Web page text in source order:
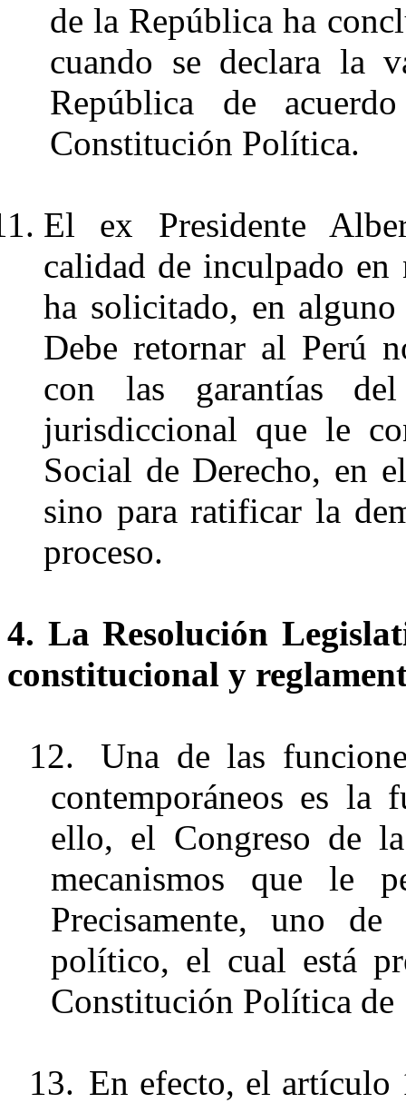
de la República ha
cuando se declara la
República de
Constitución Política.
El ex Presidente
calidad de inculpado en
ha solicitado, en
Debe retornar al Perú
con las garantías
jurisdiccional que le
Social de Derecho, en
sino para ratificar la
proceso.
4. La Resolución
constitucional y
12.
Una de las
contemporáneos es la
ello, el Congreso de
mecanismos que le
Precisamente, uno
político, el cual está
Constitución Política de
13. En efecto, el artículo